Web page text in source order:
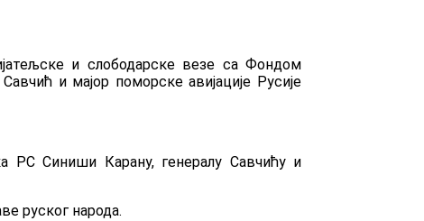
и слободарске везе са Фондом
и мајор поморске авијације Русије
РС Синиши Карану, генералу Савчићу и
руског народа.